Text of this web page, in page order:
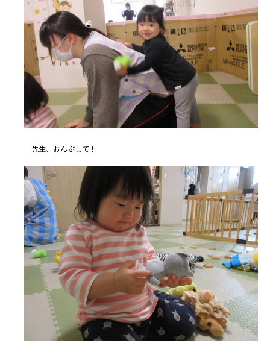
先生、おんぶして！